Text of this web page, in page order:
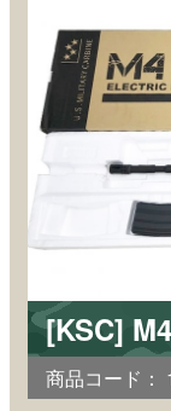
[KSC]
商品コード：